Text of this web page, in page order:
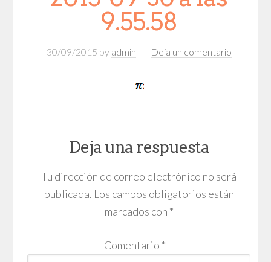
9.55.58
30/09/2015 by admin Deja un comentario
Deja una respuesta
Tu dirección de correo electrónico no será
publicada. Los campos obligatorios están
marcados con *
Comentario *